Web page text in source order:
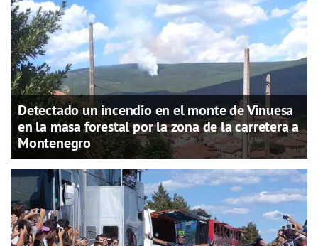
Detectado un incendio en el monte de Vinuesa
en la masa forestal por la zona de la carretera a
Montenegro